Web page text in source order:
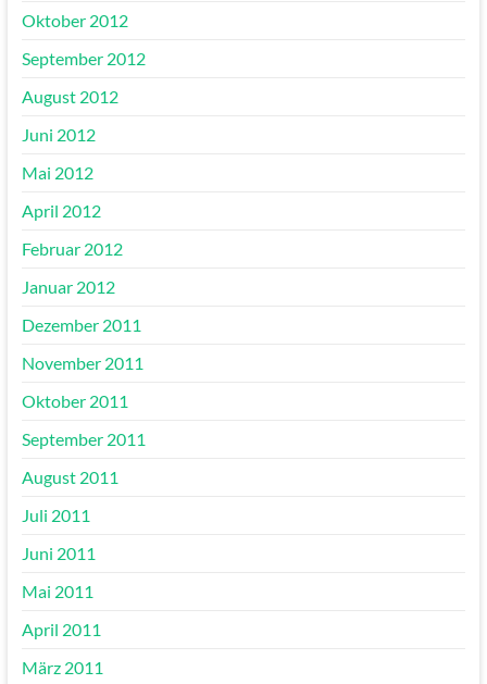
Oktober 2012
September 2012
August 2012
Juni 2012
Mai 2012
April 2012
Februar 2012
Januar 2012
Dezember 2011
November 2011
Oktober 2011
September 2011
August 2011
Juli 2011
Juni 2011
Mai 2011
April 2011
März 2011